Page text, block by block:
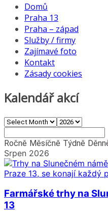
Domů
Praha 13
Praha – západ
Služby / firmy
Zajímavé foto
Kontakt
Zásady cookies
Kalendář akcí
Ročně Měsíčně Týdně
Srpen 2026
Farmářské trhy na
13